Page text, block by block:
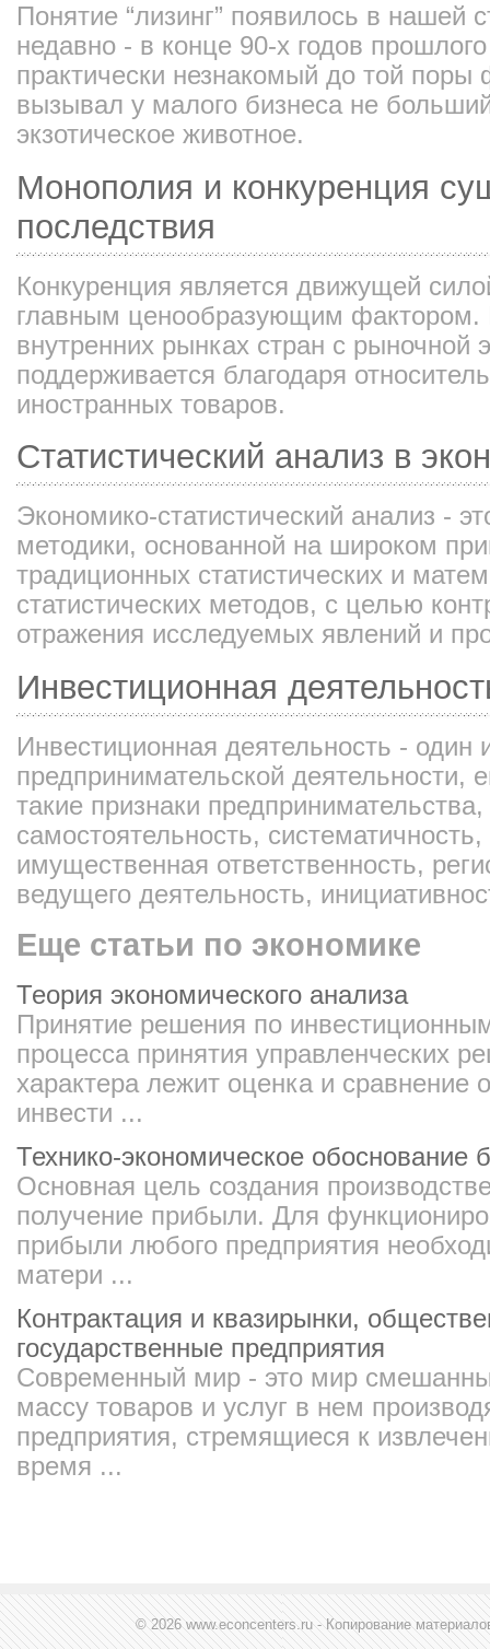
Понятие “лизинг” появилось в нашей
недавно - в конце 90-х годов
практически незнакомый до той
вызывал у малого бизнеса не
экзотическое животное.
Монополия и конкуренция
последствия
Конкуренция является движущей
главным ценообразующим фактором.
внутренних рынках стран с рыночной
поддерживается благодаря
иностранных товаров.
Статистический анализ в
Экономико-статистический анализ -
методики, основанной на широком
традиционных статистических и
статистических методов, с целью
отражения исследуемых явлений и
Инвестиционная
Инвестиционная деятельность - один
предпринимательской деятельности,
такие признаки предпринимательства,
самостоятельность,
имущественная ответственность,
ведущего деятельность,
Еще статьи по экономике
Теория экономического анализа
Принятие решения по
процесса принятия управленческих
характера лежит оценка и сравнение
инвести ...
Технико-экономическое обоснование
Основная цель создания
получение прибыли. Для
прибыли любого предприятия
матери ...
Контрактация и квазирынки,
государственные предприятия
Современный мир - это мир
массу товаров и услуг в нем
предприятия, стремящиеся к
время ...
© 2026 www.econcenters.ru - Копирование